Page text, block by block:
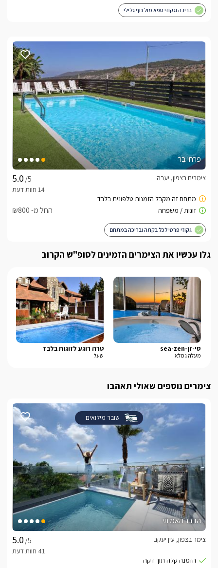
לצפייה באטרקציות ומסעדות בקרבת אחוזת גוונים
בריכה וגקוזי ספא מול נוף גלילי
פרחי בר
/5
צימרים בצפון, יערה
החל מ- ₪800
גקוזי פרטי לכל בקתה ובריכה במתחם
גלו עכשיו את הצימרים הזמינים לסופ"ש הקרוב
סי-זן-sea-zen
מעלה גמלא
טרה רוגע לזוגות בלבד
שעל
צימרים נוספים שאולי תאהבו
שובר מילואים
הדבר האמיתי
/5
צימר בצפון, עין יעקב